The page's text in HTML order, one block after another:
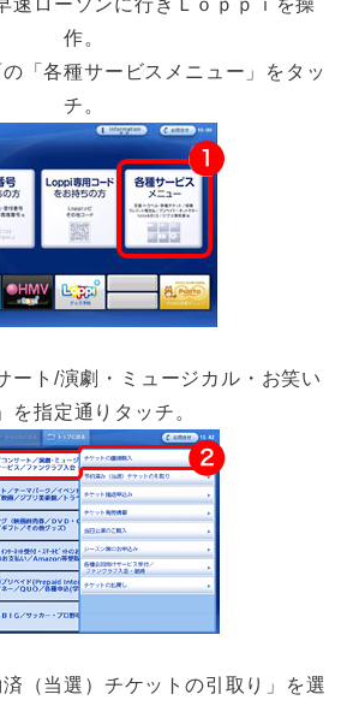
作。
「各種サービスメニュー」をタッ
チ。
ート/演劇・ミュージカル・お笑い
を指定通りタッチ。
（当選）チケットの引取り」を選